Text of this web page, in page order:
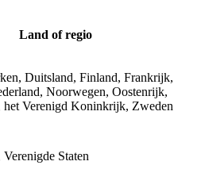
Land of regio
Duitsland, Finland, Frankrijk,
Noorwegen, Oostenrijk,
het Verenigd Koninkrijk, Zweden
Staten